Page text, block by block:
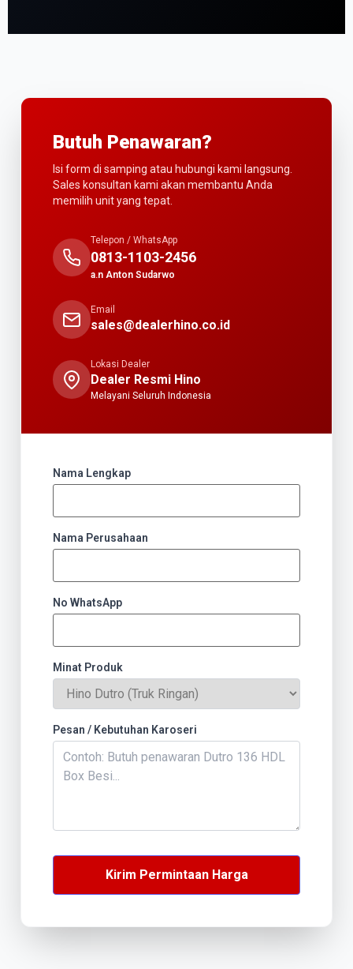
Butuh Penawaran?
Isi form di samping atau hubungi kami langsung.
Sales konsultan kami akan membantu Anda
memilih unit yang tepat.
Telepon / WhatsApp
0813-1103-2456
a.n Anton Sudarwo
Email
sales@dealerhino.co.id
Lokasi Dealer
Dealer Resmi Hino
Melayani Seluruh Indonesia
Nama Lengkap
Nama Perusahaan
No WhatsApp
Minat Produk
Pesan / Kebutuhan Karoseri
Kirim Permintaan Harga